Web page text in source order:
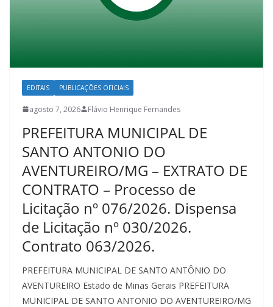
EDITAIS PUBLICAÇÕES OFICIAIS
agosto 7, 2026 Flávio Henrique Fernandes
PREFEITURA MUNICIPAL DE
SANTO ANTONIO DO
AVENTUREIRO/MG – EXTRATO DE
CONTRATO – Processo de
Licitação nº 076/2026. Dispensa
de Licitação nº 030/2026.
Contrato 063/2026.
PREFEITURA MUNICIPAL DE SANTO ANTÔNIO DO
AVENTUREIRO Estado de Minas Gerais PREFEITURA
MUNICIPAL DE SANTO ANTONIO DO AVENTUREIRO/MG